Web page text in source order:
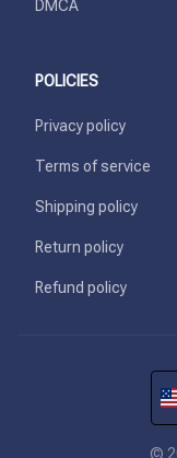
DMCA
POLICIES
Privacy policy
Terms of service
Shipping policy
Return policy
Refund policy
©